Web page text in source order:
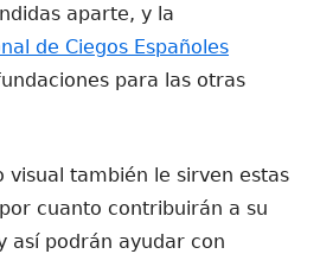
aparte, y la
de Ciegos Españoles
para las otras
visual también le sirven estas
cuanto contribuirán a su
así podrán ayudar con